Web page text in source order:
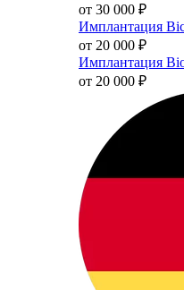
от 30 000 ₽
Имплантация
от 20 000 ₽
Имплантация
от 20 000 ₽